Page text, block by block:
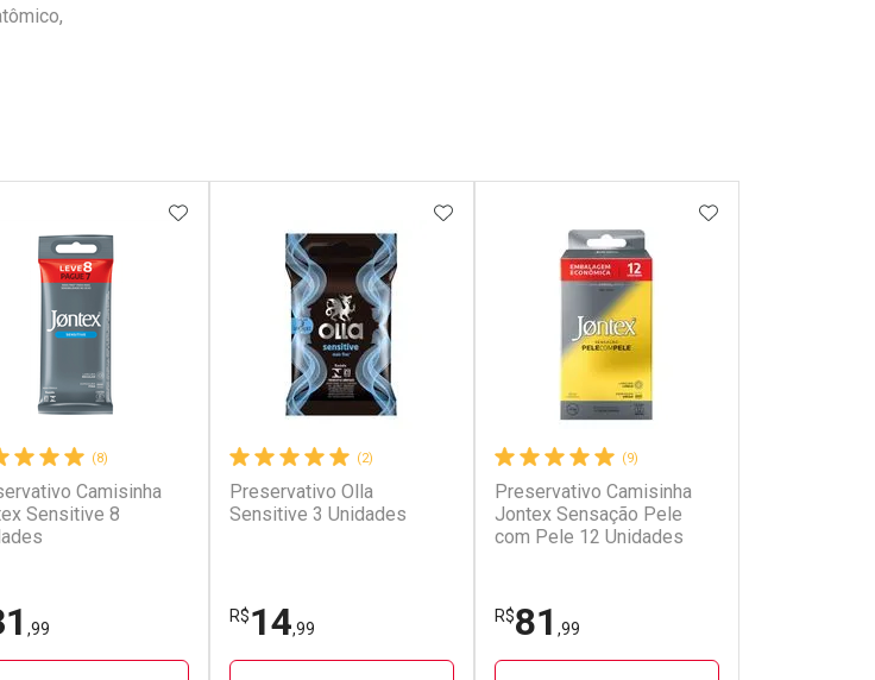
AOS FAVORITOS
(8)
Camisinha
Sensitive 8
,99
ADICIONAR AOS FAVORITOS
(2)
Preservativo Olla
Sensitive 3 Unidades
R$14,99
ADICIONAR AOS FAVORITOS
(9)
Preservativo Camisinha
Jontex Sensação Pele
com Pele 12 Unidades
R$81 ,99
ADICIONAR AOS